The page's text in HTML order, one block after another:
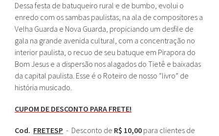
Dessa festa de batuqueiro rural e de bumbo, evolui o
enredo com os sambas paulistas, na ala de compositores a
Velha Guarda e Nova Guarda, propiciando um desfile de
gala na grande avenida cultural, com a concentração no
interior paulista, o recuo de seu batuque em Pirapora do
Bom Jesus e a dispersão nos alagados do Tietê e baixadas
da capital paulista. Esse é o Roteiro de nosso “livro” de
história musicado.
CUPOM DE DESCONTO PARA FRETE!
Cod. FRETESP - Desconto de R$ 10,00 para clientes de